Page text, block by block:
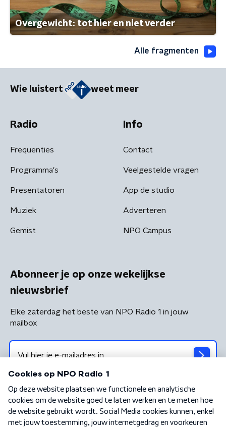
Overgewicht: tot hier en niet verder
Alle fragmenten
Wie luistert weet meer
Radio
Frequenties
Programma's
Presentatoren
Muziek
Gemist
Info
Contact
Veelgestelde vragen
App de studio
Adverteren
NPO Campus
Abonneer je op onze wekelijkse
nieuwsbrief
Elke zaterdag het beste van NPO Radio 1 in jouw
mailbox
Algemene voorwaarden